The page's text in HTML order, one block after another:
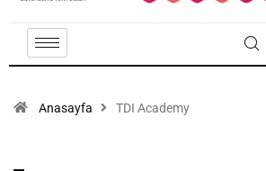
Anasayfa TDI Academy